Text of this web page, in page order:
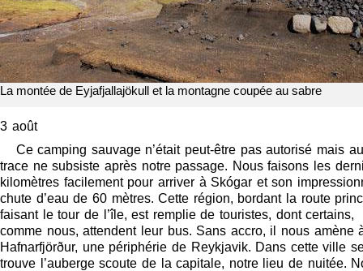
La montée de Eyjafjallajökull et la montagne coupée au sabre
3 août
Ce camping sauvage n’était peut-être pas autorisé mais
trace ne subsiste après notre passage. Nous faisons les
kilomètres facilement pour arriver à Skógar et son
chute d’eau de 60 mètres. Cette région, bordant la route
faisant le tour de l’île, est remplie de touristes, dont certains,
comme nous, attendent leur bus. Sans accro, il nous amène
Hafnarfjörður, une périphérie de Reykjavik. Dans cette ville
trouve l’auberge scoute de la capitale, notre lieu de nuitée.